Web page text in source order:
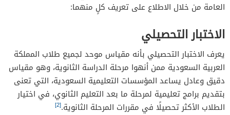
العامة من خلال الاطلاع على تعريف كلٍ منهما:
الاختبار التحصيلي
يعرف الاختبار التحصيلي بأنه مقياس موحد لجميع طلاب المملكة
العربية السعودية ممن أنهوا مرحلة الدراسة الثانوية، وهو مقياس
دقيق وعادل يساعد المؤسسات التعليمية السعودية، التي تعنى
بتقديم برامج تعليمية لمرحلة ما بعد التعليم الثانوي، في اختيار
الطلاب الأكثر تحصيلًا في مقررات المرحلة الثانوية.[2]